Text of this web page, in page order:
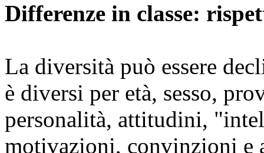
Differenze in classe:
La diversità può essere
è diversi per età, sesso,
personalità, attitudini,
motivazioni, convinzioni e